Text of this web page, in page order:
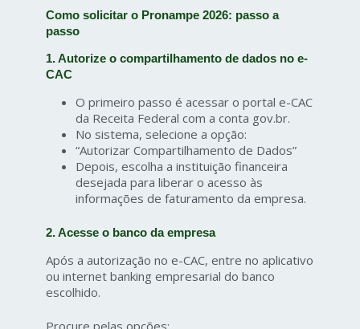
Como solicitar o Pronampe 2026: passo a
passo
1. Autorize o compartilhamento de dados no e-
CAC
O primeiro passo é acessar o portal e-CAC
da Receita Federal com a conta gov.br.
No sistema, selecione a opção:
“Autorizar Compartilhamento de Dados”
Depois, escolha a instituição financeira
desejada para liberar o acesso às
informações de faturamento da empresa.
2. Acesse o banco da empresa
Após a autorização no e-CAC, entre no aplicativo
ou internet banking empresarial do banco
escolhido.